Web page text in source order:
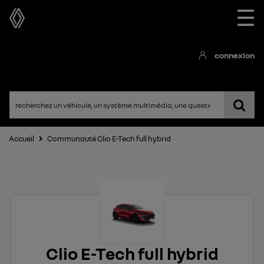
☰
connexion
Accueil Communauté Clio E-Tech full hybrid
Clio E-Tech full hybrid